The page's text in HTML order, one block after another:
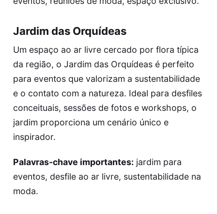
Jardim das Orquídeas
Um espaço ao ar livre cercado por flora típica
da região, o Jardim das Orquídeas é perfeito
para eventos que valorizam a sustentabilidade
e o contato com a natureza. Ideal para desfiles
conceituais, sessões de fotos e workshops, o
jardim proporciona um cenário único e
inspirador.
Palavras-chave importantes: jardim para
eventos, desfile ao ar livre, sustentabilidade na
moda.